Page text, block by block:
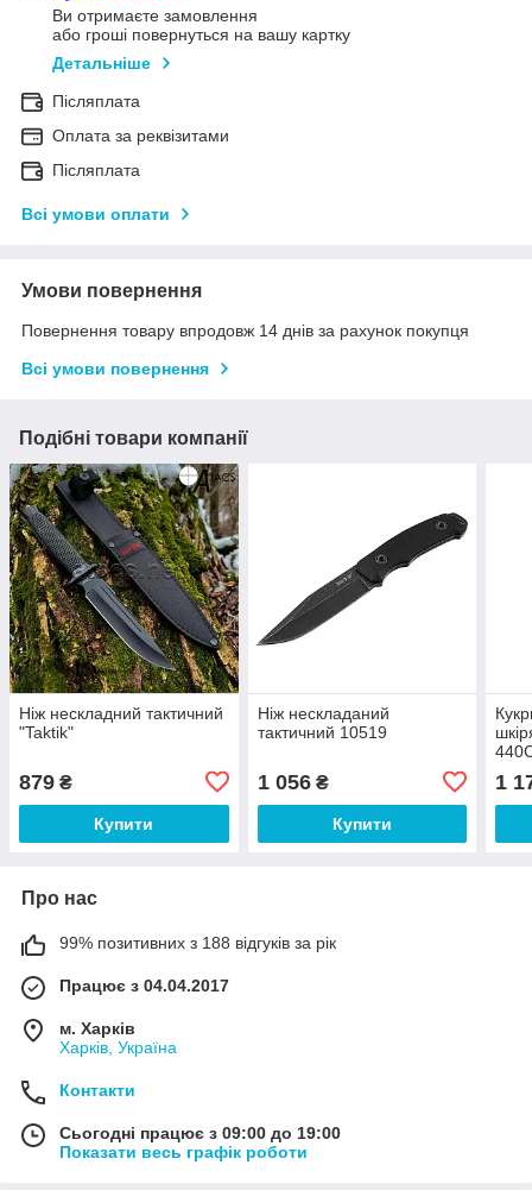
Ви отримаєте замовлення
або гроші повернуться на вашу картку
Детальніше
Післяплата
Оплата за реквізитами
Післяплата
Всі умови оплати
Умови повернення
Повернення товару впродовж 14 днів за рахунок покупця
Всі умови повернення
Подібні товари компанії
Ніж нескладний тактичний
"Taktik"
879 ₴
Купити
Ніж нескладаний
тактичний 10519
1 056₴
Купити
1
Про нас
99% позитивних з 188 відгуків за рік
Працює з 04.04.2017
м. Харків
Харків, Україна
Контакти
Сьогодні працює з 09:00 до 19:00
Показати весь графік роботи